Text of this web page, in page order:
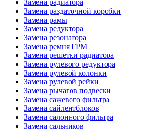
Замена радиатора
Замена раздаточной коробки
Замена рамы
Замена редуктора
Замена резонатора
Замена ремня ГРМ
Замена решетки радиатора
Замена рулевого редуктора
Замена рулевой колонки
Замена рулевой рейки
Замена рычагов подвески
Замена сажевого фильтра
Замена сайлентблоков
Замена салонного фильтра
Замена сальников